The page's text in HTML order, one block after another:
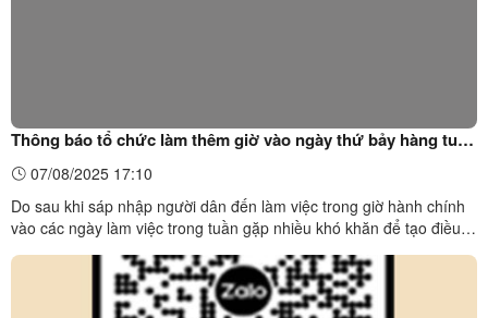
Thông báo tổ chức làm thêm giờ vào ngày thứ bảy hàng tuần
trong tháng 8 năm 2025, để phục vụ người dân và doanh
nghiệp giải quyết thủ tục hành chính tại trung tâm phục vụ
hành chính công xã Thiện Tân
07/08/2025 17:10
Do sau khi sáp nhập người dân đến làm việc trong giờ hành chính
vào các ngày làm việc trong tuần gặp nhiều khó khăn để tạo điều
ngoài giờ, giảm tải áp lực công việc trong tuần cho công chức và
đảm bảo tiến độ giải quyết hồ sơ theo quy ...